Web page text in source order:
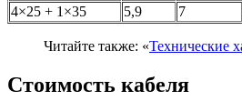
4×25 + 1×35
5,9 7
Читайте также: «Технические
Стоимость кабеля